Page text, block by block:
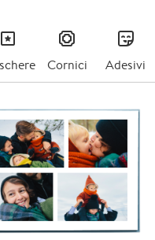
masks frames
Cornici
stickers
Adesivi